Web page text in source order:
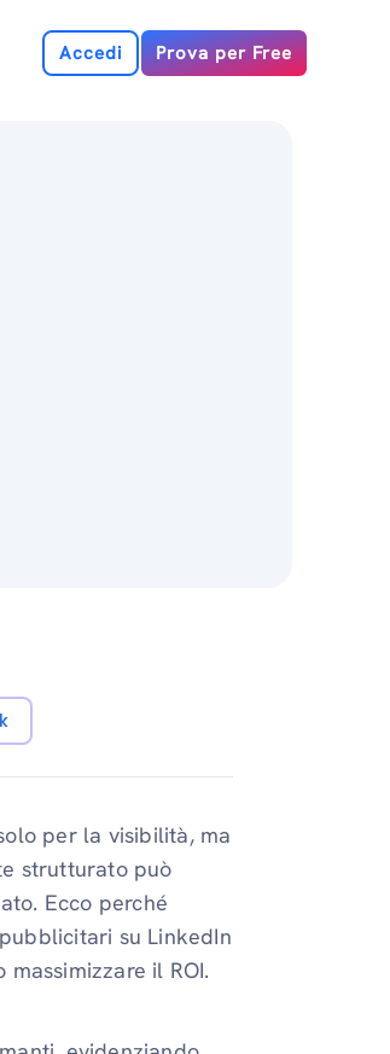
Accedi Prova per Free
per la visibilità, ma
strutturato può
Ecco perché
su LinkedIn
il ROI.